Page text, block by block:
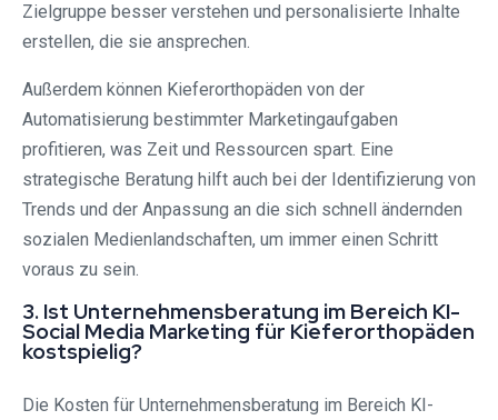
Zielgruppe besser verstehen und personalisierte Inhalte
erstellen, die sie ansprechen.
Außerdem können Kieferorthopäden von der
Automatisierung bestimmter Marketingaufgaben
profitieren, was Zeit und Ressourcen spart. Eine
strategische Beratung hilft auch bei der Identifizierung von
Trends und der Anpassung an die sich schnell ändernden
sozialen Medienlandschaften, um immer einen Schritt
voraus zu sein.
3. Ist Unternehmensberatung im Bereich KI-
Social Media Marketing für Kieferorthopäden
kostspielig?
Die Kosten für Unternehmensberatung im Bereich KI-